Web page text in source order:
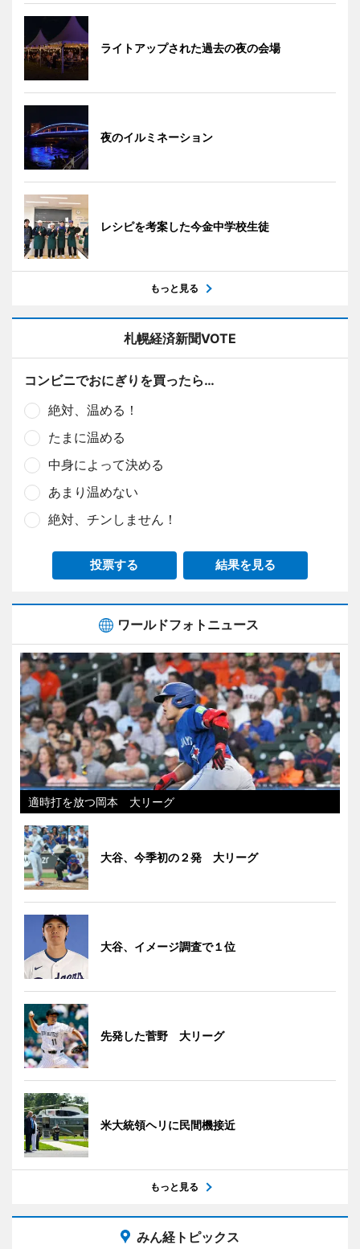
ライトアップされた過去の夜の会場
夜のイルミネーション
レシピを考案した今金中学校生徒
もっと見る
札幌経済新聞VOTE
コンビニでおにぎりを買ったら…
絶対、温める！
たまに温める
中身によって決める
あまり温めない
絶対、チンしません！
投票する 結果を見る
ワールドフォトニュース
適時打を放つ岡本 大リーグ
大谷、今季初の２発 大リーグ
大谷、イメージ調査で１位
先発した菅野 大リーグ
米大統領ヘリに民間機接近
もっと見る
みん経トピックス